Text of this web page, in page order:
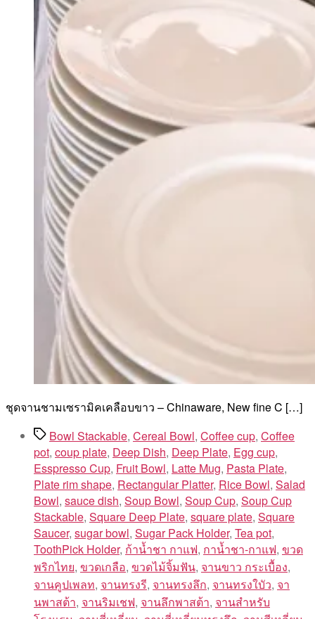
ชุดจานชามเซรามิคเคลือบขาว – Chinaware, New fine C […]
TagsBowl Stackable, Cereal Bowl, Coffee cup, Coffee
pot, coup plate, Deep Dish, Deep Plate, Egg cup,
Esspresso Cup, Fruit Bowl, Latte Mug, Pasta Plate,
Plate rim shape, Rectangular Platter, Rice Bowl, Salad
Bowl, sauce dish, Soup Bowl, Soup Cup, Soup Cup
Stackable, Square Deep Plate, square plate, Square
Saucer, sugar bowl, Sugar Pack Holder, Tea pot,
ToothPick Holder, ก้าน้ำชา กาแฟ, กาน้ำชา-กาแฟ, ขวด
พริกไทย, ขวดเกลือ, ขวดไม้จิ้มฟัน, จานขาว กระเบื้อง,
จานคูปเพลท, จานทรงรี, จานทรงลึก, จานทรงใบัว, จา
นพาสต้า, จานริมเชฟ, จานลึกพาสต้า, จานสำหรับ